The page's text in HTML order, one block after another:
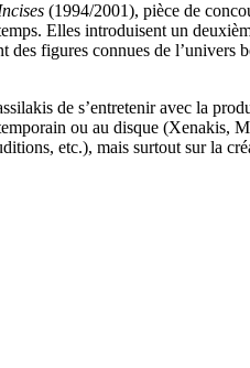
(1994/2001), pièce de
Elles introduisent un
des figures connues de
de s’entretenir avec la
ou au disque (Xenakis,
etc.), mais surtout sur la